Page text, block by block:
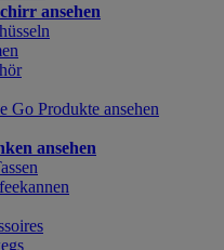
ansehen
Go Produkte ansehen
ansehen